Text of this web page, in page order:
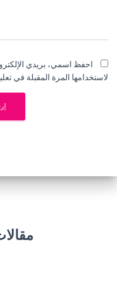
احفظ اسمي، بريدي
لاستخدامها المرة المقبلة في